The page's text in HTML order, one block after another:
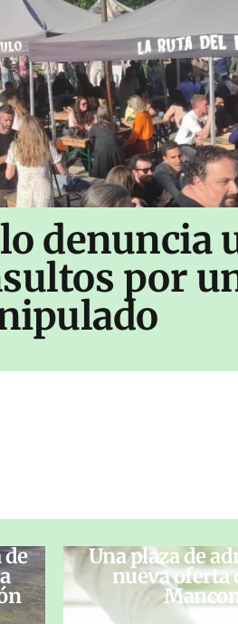
denuncia
por
de Una plaza de
nueva oferta